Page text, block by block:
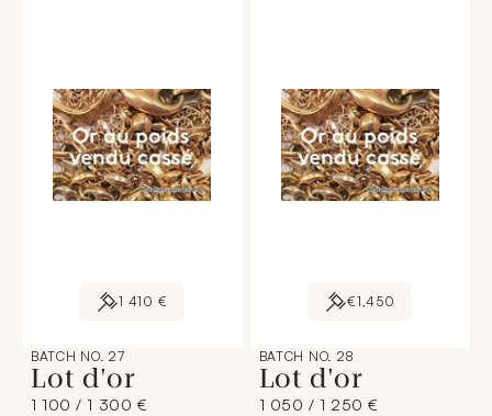
1 410 €
BATCH NO. 27
Lot d'or
1 100 / 1 300 €
€1,450
BATCH NO. 28
Lot d'or
1 050 / 1 250 €